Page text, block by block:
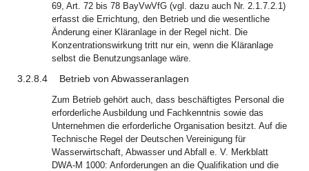
69, Art. 72 bis 78 BayVwVfG (vgl. dazu auch Nr. 2.1.7.2.1)
erfasst die Errichtung, den Betrieb und die wesentliche
Änderung einer Kläranlage in der Regel nicht. Die
Konzentrationswirkung tritt nur ein, wenn die Kläranlage
selbst die Benutzungsanlage wäre.
3.2.8.4 Betrieb von Abwasseranlagen
Zum Betrieb gehört auch, dass beschäftigtes Personal die
erforderliche Ausbildung und Fachkenntnis sowie das
Unternehmen die erforderliche Organisation besitzt. Auf die
Technische Regel der Deutschen Vereinigung für
Wasserwirtschaft, Abwasser und Abfall e. V. Merkblatt
DWA-M 1000: Anforderungen an die Qualifikation und die